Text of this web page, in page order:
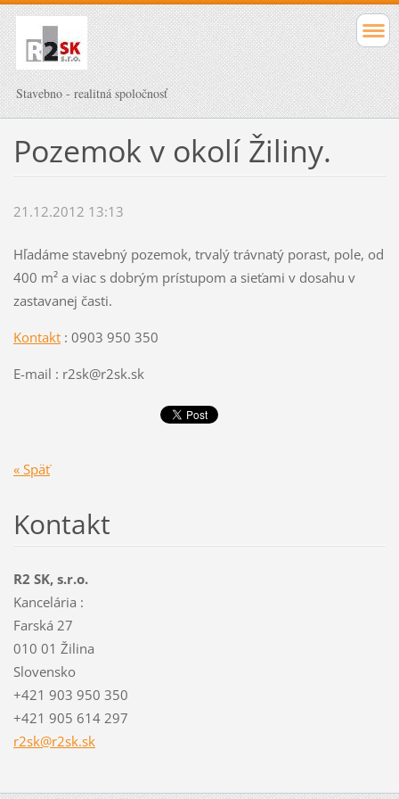
Stavebno - realitná spoločnosť
Pozemok v okolí Žiliny.
21.12.2012 13:13
Hľadáme stavebný pozemok, trvalý trávnatý porast, pole, od
400 m² a viac s dobrým prístupom a sieťami v dosahu v
zastavanej časti.
Kontakt: 0903 950 350
E-mail : r2sk@r2sk.sk
« Späť
Kontakt
R2 SK, s.r.o.
Kancelária :
Farská 27
010 01 Žilina
Slovensko
+421 903 950 350
+421 905 614 297
r2sk@r2sk.sk